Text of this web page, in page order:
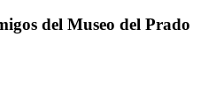
del Museo del Prado